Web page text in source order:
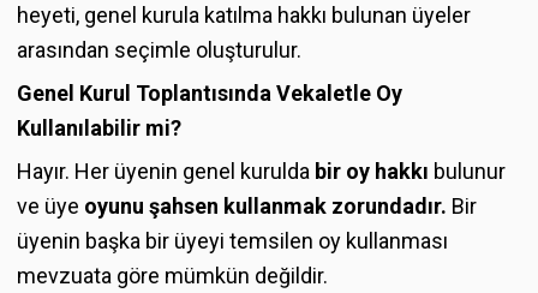
heyeti, genel kurula katılma hakkı bulunan üyeler
arasından seçimle oluşturulur.
Genel Kurul Toplantısında Vekaletle Oy
Kullanılabilir mi?
Hayır. Her üyenin genel kurulda bir oy hakkı bulunur
ve üye oyunu şahsen kullanmak zorundadır. Bir
üyenin başka bir üyeyi temsilen oy kullanması
mevzuata göre mümkün değildir.